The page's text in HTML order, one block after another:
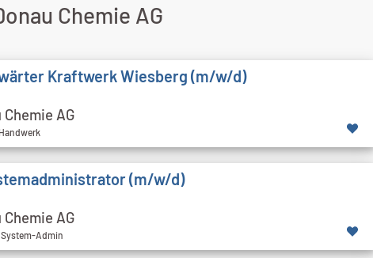
Chemie AG
Kraftwerk Wiesberg (m/w/d)
Chemie AG
(m/w/d)
Chemie AG
Admin